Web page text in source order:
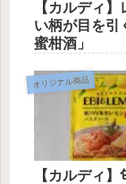
【カルディ
い柄が目を引
蜜柑酒」
オリジナル商品
【カルディ